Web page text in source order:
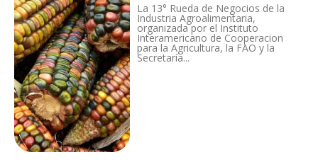
La 13° Rueda de Negocios de la
Industria Agroalimentaria,
organizada por el Instituto
Interamericano de Cooperacion
para la Agricultura, la FAO y la
Secretaría...